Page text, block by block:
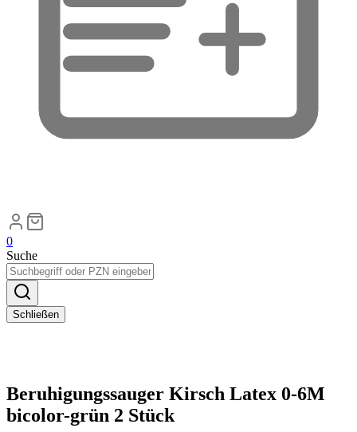
0
Suche
Schließen
Beruhigungssauger Kirsch Latex 0-6M
bicolor-grün 2 Stück